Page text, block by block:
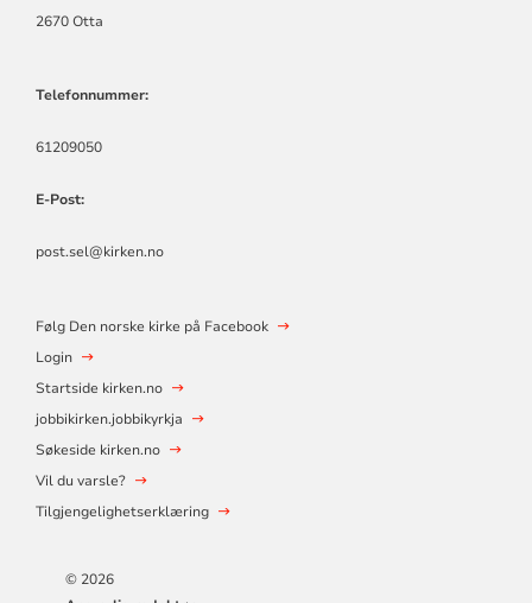
2670 Otta
Telefonnummer:
61209050
E-Post:
post.sel@kirken.no
Følg Den norske kirke på Facebook
Login
Startside kirken.no
jobbikirken.jobbikyrkja
Søkeside kirken.no
Vil du varsle?
Tilgjengelighetserklæring
© 2026